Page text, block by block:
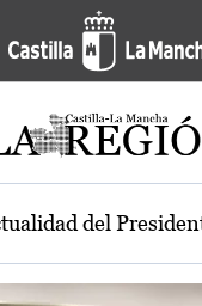
la región
del